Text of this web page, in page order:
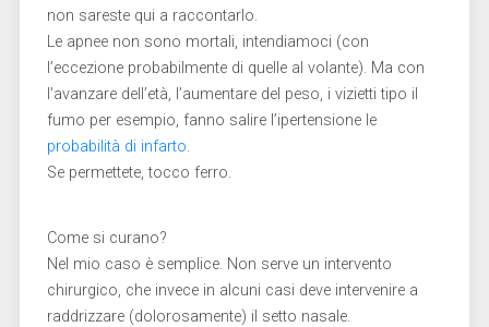
non sareste qui a raccontarlo.
Le apnee non sono mortali, intendiamoci (con
l’eccezione probabilmente di quelle al volante). Ma con
l’avanzare dell’età, l’aumentare del peso, i vizietti tipo il
fumo per esempio, fanno salire l’ipertensione le
probabilità di infarto.
Se permettete, tocco ferro.
Come si curano?
Nel mio caso è semplice. Non serve un intervento
chirurgico, che invece in alcuni casi deve intervenire a
raddrizzare (dolorosamente) il setto nasale.